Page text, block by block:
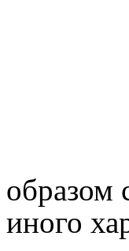
образом
иного